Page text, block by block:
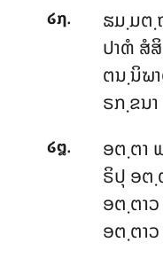
໒໗.
ຘມ຺ມຕ຺
ປາຓໍ ສໍ
ຕນ຺ນິຆ
ຣກ຺ຂນ
໒໘. ອຕ຺ຕາ
ຣິປຸ ອຕ຺
ອຕ຺ຕາ
ອຕ຺ຕາ